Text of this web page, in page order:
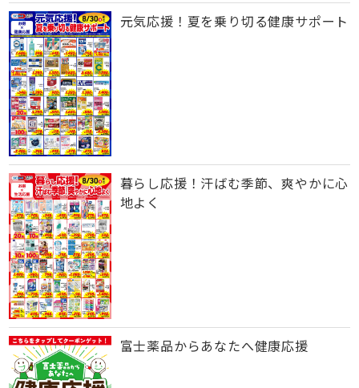
元気応援！夏を乗り切る健康サポート
暮らし応援！汗ばむ季節、爽やかに心
地よく
富士薬品からあなたへ健康応援